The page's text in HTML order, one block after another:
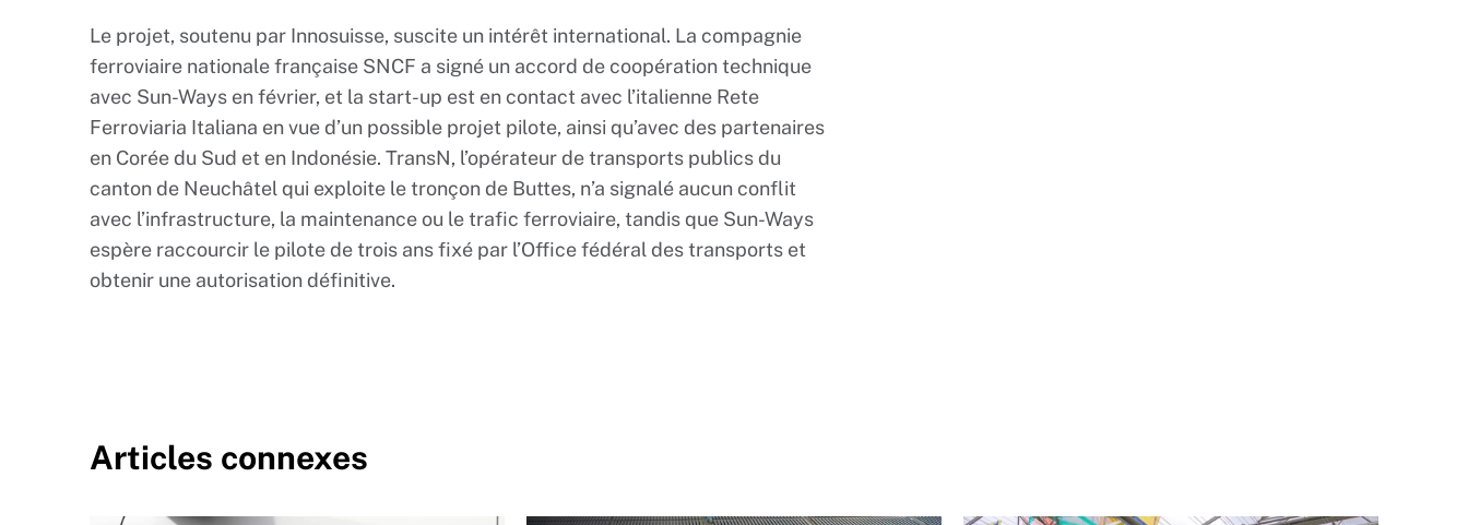
Le projet, soutenu par Innosuisse, suscite un intérêt international. La compagnie
ferroviaire nationale française SNCF a signé un accord de coopération technique
avec Sun-Ways en février, et la start-up est en contact avec l’italienne Rete
Ferroviaria Italiana en vue d’un possible projet pilote, ainsi qu’avec des partenaires
en Corée du Sud et en Indonésie. TransN, l’opérateur de transports publics du
canton de Neuchâtel qui exploite le tronçon de Buttes, n’a signalé aucun conflit
avec l’infrastructure, la maintenance ou le trafic ferroviaire, tandis que Sun-Ways
espère raccourcir le pilote de trois ans fixé par l’Office fédéral des transports et
obtenir une autorisation définitive.
Articles connexes